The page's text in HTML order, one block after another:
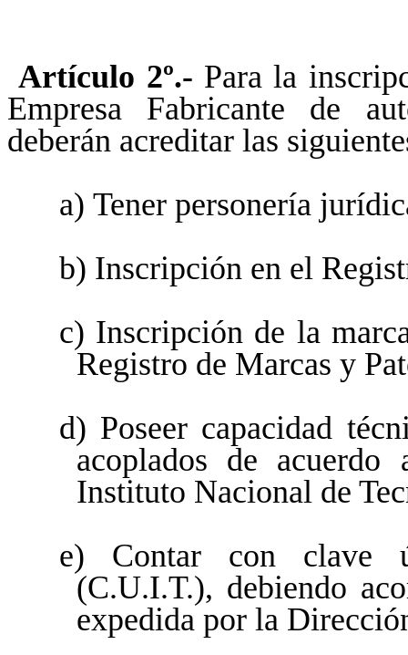
Artículo 2º.- Para la
Empresa Fabricante de
deberán acreditar las
a) Tener personería
b) Inscripción en el
c) Inscripción de la
Registro de Marcas y
d) Poseer capacidad
acoplados de
Instituto Nacional de
e) Contar con clave
(C.U.I.T.), debiendo
expedida por la